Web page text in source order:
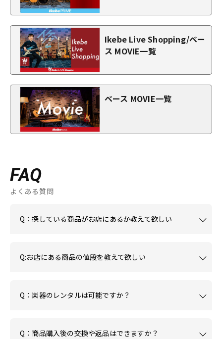
Ikebe Live Shopping/ベー
ス MOVIE一覧
ベース MOVIE一覧
FAQ
よくある質問
Q：探している商品がお店にあるか教えて欲しい
Q:お店にある商品の値段を教えて欲しい
Q：楽器のレンタルは可能ですか？
Q：商品購入後の交換や返品はできますか？